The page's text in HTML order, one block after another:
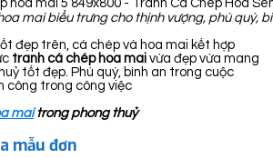
mai biểu trưng cho thịnh vượng, phú quý,
đẹp trên, cá chép và hoa mai kết hợp
tranh cá chép hoa mai vừa đẹp vừa mang
tốt đẹp. Phú quý, bình an trong cuộc
công trong công việc
maitrong phong thuỷ
mẫu đơn